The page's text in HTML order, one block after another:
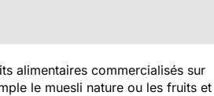
alimentaires commercialisés sur
le muesli nature ou les fruits et